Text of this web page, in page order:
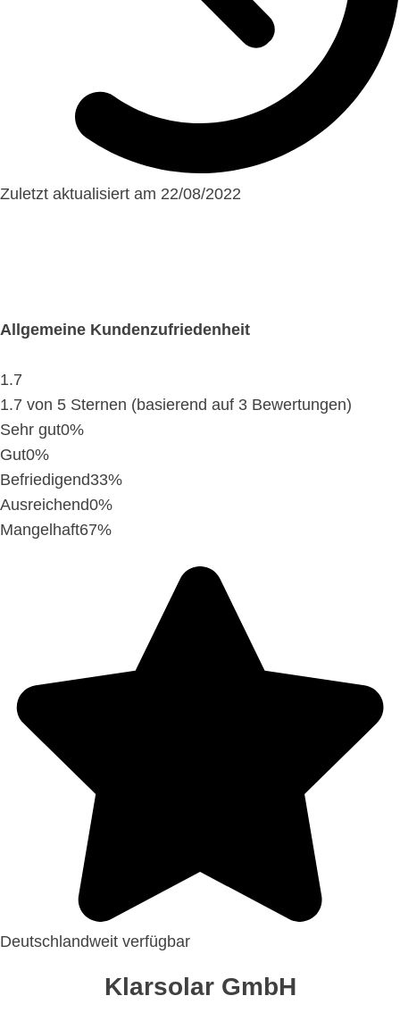
Zuletzt aktualisiert am 22/08/2022
Allgemeine Kundenzufriedenheit
1.7
1.7 von 5 Sternen (basierend auf 3 Bewertungen)
Sehr gut0%
Gut0%
Befriedigend33%
Ausreichend0%
Mangelhaft67%
Deutschlandweit verfügbar
Klarsolar GmbH